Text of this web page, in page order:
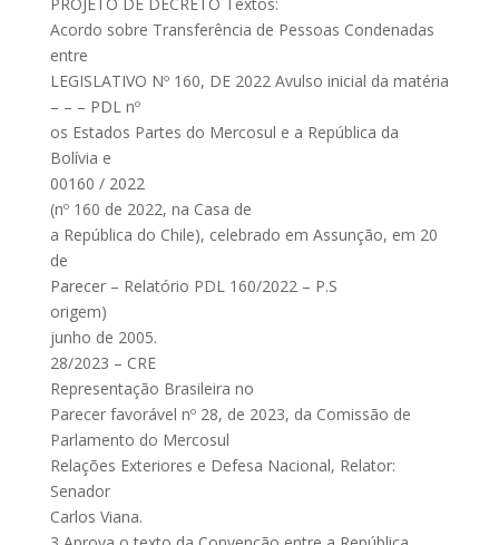
Acordo sobre Transferência de Pessoas Condenadas
entre
LEGISLATIVO Nº 160, DE 2022 Avulso inicial da matéria
– – – PDL nº
os Estados Partes do Mercosul e a República da
Bolívia e
00160 / 2022
(nº 160 de 2022, na Casa de
a República do Chile), celebrado em Assunção, em 20
de
Parecer – Relatório PDL 160/2022 – P.S
origem)
junho de 2005.
28/2023 – CRE
Representação Brasileira no
Parecer favorável nº 28, de 2023, da Comissão de
Parlamento do Mercosul
Relações Exteriores e Defesa Nacional, Relator:
Senador
Carlos Viana.